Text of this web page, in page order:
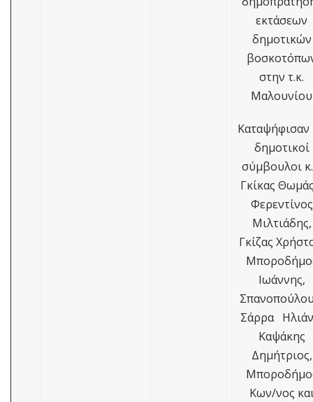
εκτάσεων
δημοτικών
στην τ.κ.
Μαλουνίου
Καταψήφισαν
δημοτικοί
σύμβουλοι
Γκίκας
Φερεντίνος
Μιλτιάδης,
Γκίζας
Ιωάννης,
Σάρρα
Καψάκης
Δημήτριος,
Κων/νος